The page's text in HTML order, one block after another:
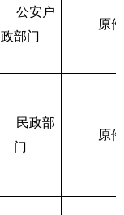
公安户
政部门
原件
民政部
门
原件